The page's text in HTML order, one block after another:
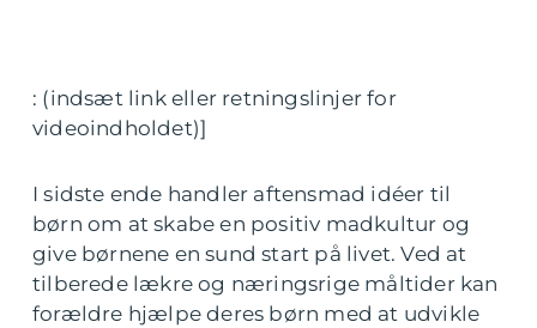
: (indsæt link eller retningslinjer for
videoindholdet)]
I sidste ende handler aftensmad idéer til
børn om at skabe en positiv madkultur og
give børnene en sund start på livet. Ved at
tilberede lækre og næringsrige måltider kan
forældre hjælpe deres børn med at udvikle